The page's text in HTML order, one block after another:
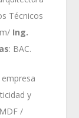
Técnicos
Ing.
: BAC.
empresa
y
/